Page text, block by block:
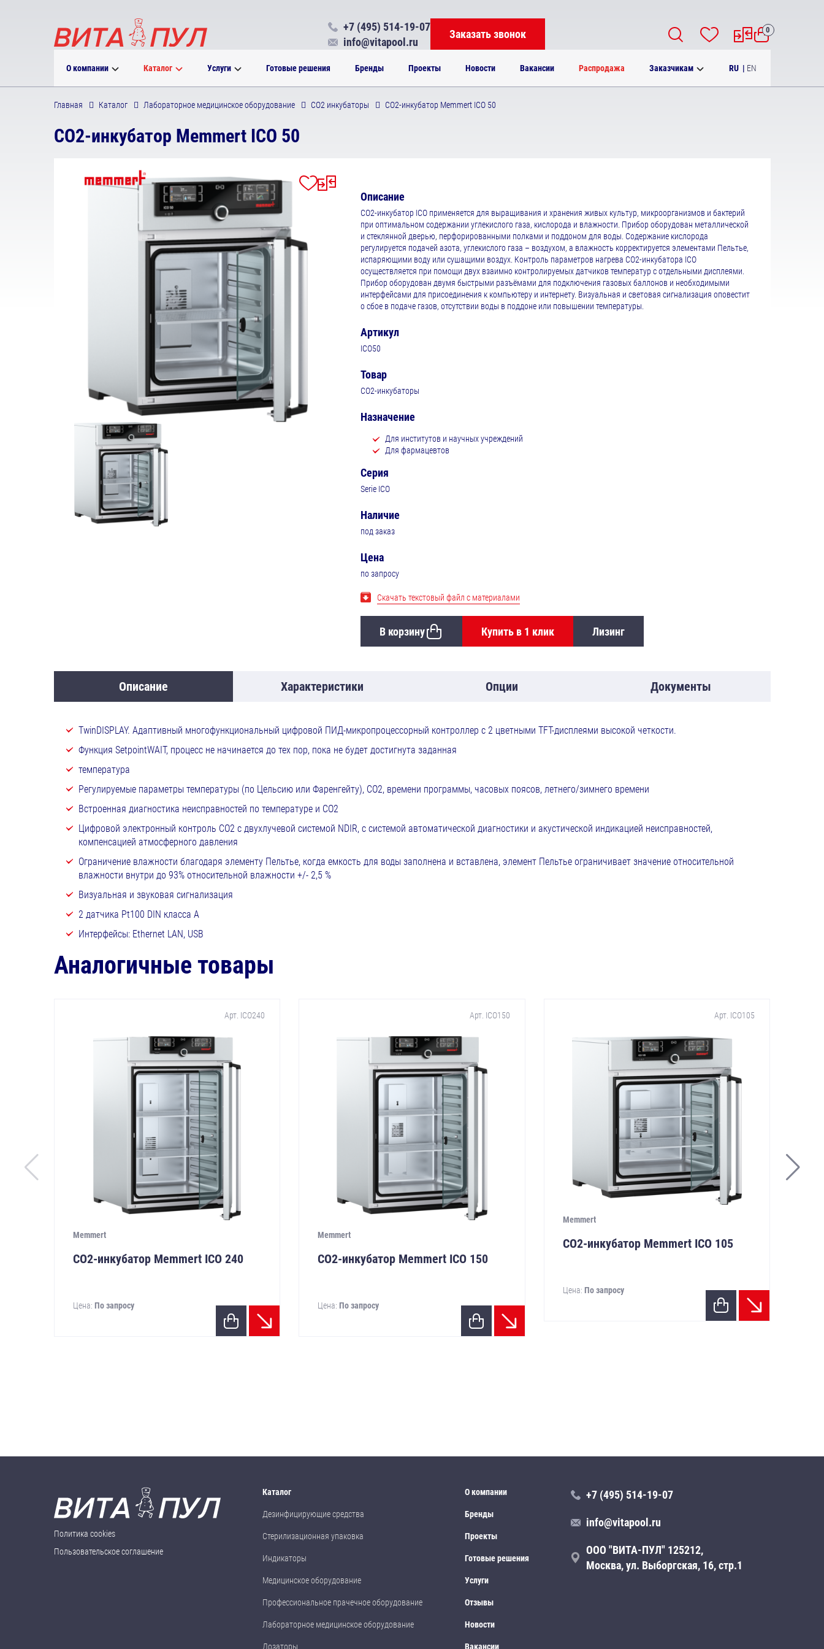
О компании Каталог Услуги Готовые решения Бренды Проекты Новости Вакансии Распродажа Заказчикам RU | EN
+7 (495) 514-19-07
info@vitapool.ru
Заказать звонок 0
Главная Каталог Лабораторное медицинское оборудование СО2 инкубаторы CO2-инкубатор Memmert ICO 50
CO2-инкубатор Memmert ICO 50
Описание
CO2-инкубатор ICO применяется для выращивания и хранения живых культур, микроорганизмов и бактерий
при оптимальном содержании углекислого газа, кислорода и влажности. Прибор оборудован металлической
и стеклянной дверью, перфорированными полками и поддоном для воды. Содержание кислорода
регулируется подачей азота, углекислого газа – воздухом, а влажность корректируется элементами Пельтье,
испаряющими воду или сушащими воздух. Контроль параметров нагрева CO2-инкубатора ICO
осуществляется при помощи двух взаимно контролируемых датчиков температур с отдельными дисплеями.
Прибор оборудован двумя быстрыми разъёмами для подключения газовых баллонов и необходимыми
интерфейсами для присоединения к компьютеру и интернету. Визуальная и световая сигнализация оповестит
о сбое в подаче газов, отсутствии воды в поддоне или повышении температуры.
Артикул
ICO50
Товар
CO2-инкубаторы
Назначение
Для институтов и научных учреждений
Для фармацевтов
Серия
Serie ICO
Наличие
под заказ
Цена
по запросу
Скачать текстовый файл с материалами
В корзину Купить в 1 клик Лизинг
Описание Характеристики Опции Документы
TwinDISPLAY. Адаптивный многофункциональный цифровой ПИД-микропроцессорный контроллер с 2 цветными TFT-дисплеями высокой четкости.
Функция SetpointWAIT, процесс не начинается до тех пор, пока не будет достигнута заданная
температура
Регулируемые параметры температуры (по Цельсию или Фаренгейту), CO2, времени программы, часовых поясов, летнего/зимнего времени
Встроенная диагностика неисправностей по температуре и CO2
Цифровой электронный контроль CO2 с двухлучевой системой NDIR, с системой автоматической диагностики и акустической индикацией неисправностей,
компенсацией атмосферного давления
Ограничение влажности благодаря элементу Пельтье, когда емкость для воды заполнена и вставлена, элемент Пельтье ограничивает значение относительной
влажности внутри до 93% относительной влажности +/- 2,5 %
Визуальная и звуковая сигнализация
2 датчика Pt100 DIN класса A
Интерфейсы: Ethernet LAN, USB
Аналогичные товары
Арт. ICO240
Memmert
CO2-инкубатор Memmert ICO 240
Цена: По запросу
Арт. ICO150
Memmert
CO2-инкубатор Memmert ICO 150
Цена:По запросу
Арт. ICO105
Memmert
CO2-инкубатор Memmert ICO 105
Цена: По запросу
Политика cookies
Пользовательское соглашение
Каталог
Дезинфицирующие средства
Стерилизационная упаковка
Индикаторы
Медицинское оборудование
Профессиональное прачечное оборудование
Лабораторное медицинское оборудование
Дозаторы
О компании
Бренды
Проекты
Готовые решения
Услуги
Отзывы
Новости
Вакансии
+7 (495) 514-19-07
info@vitapool.ru
ООО "ВИТА-ПУЛ" 125212,
Москва, ул. Выборгская, 16, стр.1